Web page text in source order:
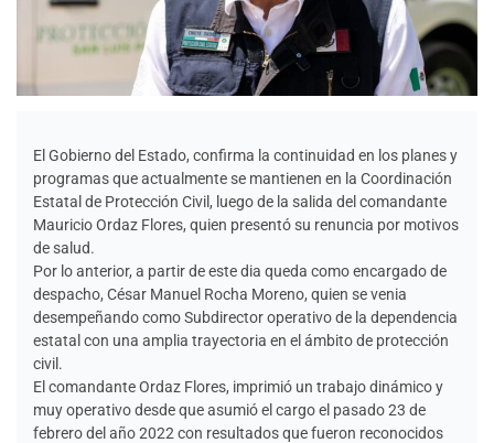
El Gobierno del Estado, confirma la continuidad en los planes y
programas que actualmente se mantienen en la Coordinación
Estatal de Protección Civil, luego de la salida del comandante
Mauricio Ordaz Flores, quien presentó su renuncia por motivos
de salud.
Por lo anterior, a partir de este dia queda como encargado de
despacho, César Manuel Rocha Moreno, quien se venia
desempeñando como Subdirector operativo de la dependencia
estatal con una amplia trayectoria en el ámbito de protección
civil.
El comandante Ordaz Flores, imprimió un trabajo dinámico y
muy operativo desde que asumió el cargo el pasado 23 de
febrero del año 2022 con resultados que fueron reconocidos